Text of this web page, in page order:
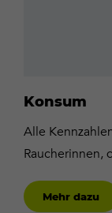
Konsum
Alle
Raucherinnen,
Mehr dazu